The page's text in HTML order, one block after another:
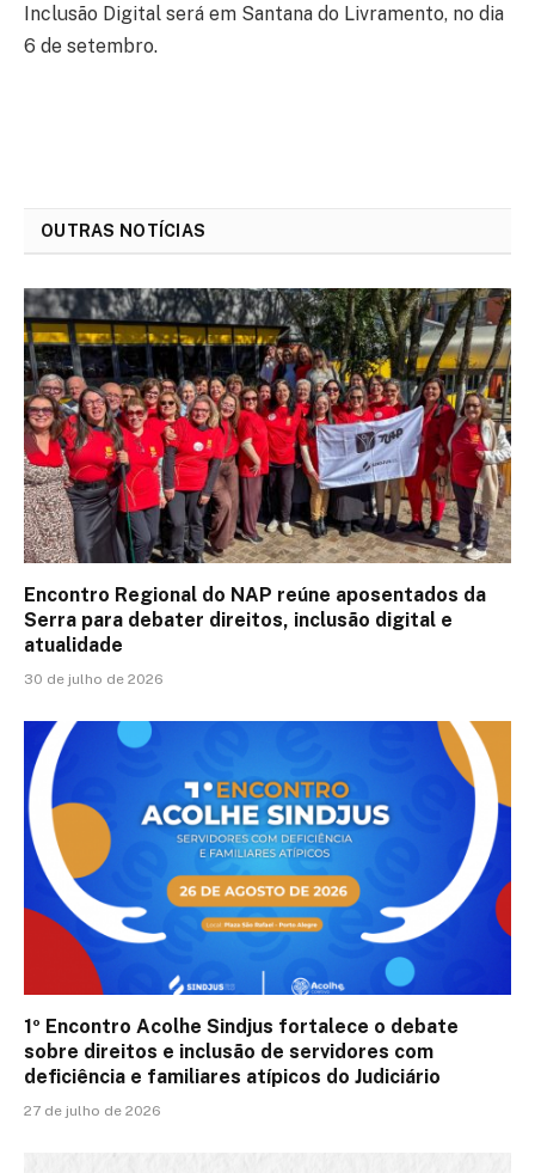
Inclusão Digital será em Santana do Livramento, no dia
6 de setembro.
OUTRAS NOTÍCIAS
Encontro Regional do NAP reúne aposentados da
Serra para debater direitos, inclusão digital e
atualidade
30 de julho de 2026
1º Encontro Acolhe Sindjus fortalece o debate
sobre direitos e inclusão de servidores com
deficiência e familiares atípicos do Judiciário
27 de julho de 2026